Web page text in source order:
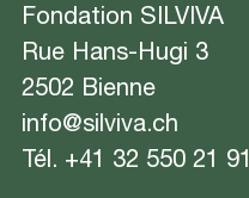
Fondation SILVIVA
Rue Hans-Hugi 3
2502 Bienne
info@silviva.ch
Tél. +41 32 550 21 91